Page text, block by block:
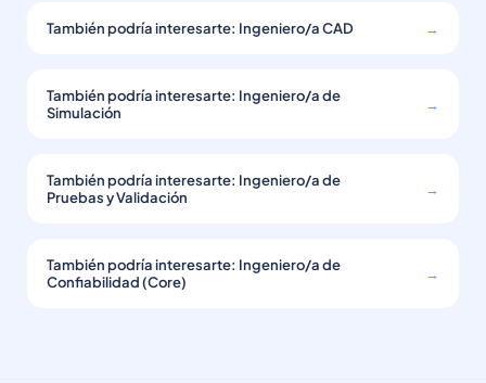
También podría interesarte: Ingeniero/a CAD →
También podría interesarte: Ingeniero/a de
Simulación
→
También podría interesarte: Ingeniero/a de
Pruebas y Validación
→
También podría interesarte: Ingeniero/a de
Confiabilidad (Core)
→